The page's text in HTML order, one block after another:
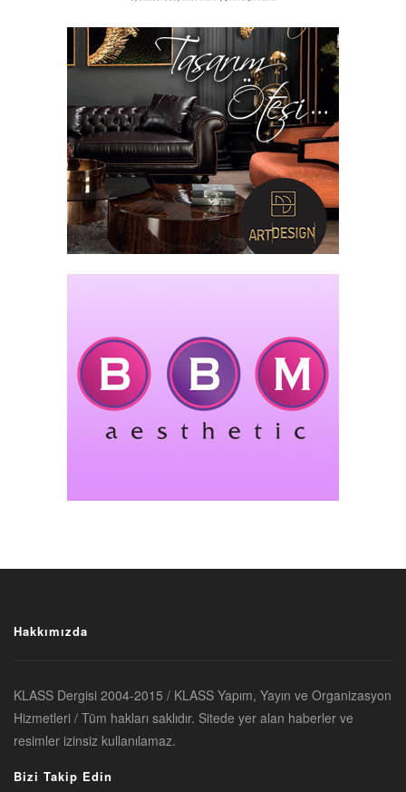
Hakkımızda
KLASS Dergisi 2004-2015 / KLASS Yapım, Yayın ve Organizasyon
Hizmetleri / Tüm hakları saklıdır. Sitede yer alan haberler ve
resimler izinsiz kullanılamaz.
Bizi Takip Edin